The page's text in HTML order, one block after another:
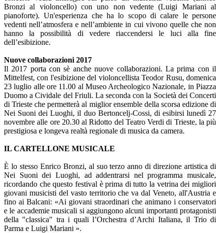
Bronzi al violoncello) con uno non vedente (Luigi Mariani al
pianoforte). Un'esperienza che ha lo scopo di calare le persone
vedenti nell’atmosfera e nell’ambiente in cui vivono quelle che non
hanno la possibilità di vedere riaccendersi le luci alla fine
dell’esibizione.
Nuove collaborazioni 2017
Il 2017 porta con sè anche nuove collaborazioni. La prima con il
Mittelfest, con l'esibizione del violoncellista Teodor Rusu, domenica
23 luglio alle ore 11.00 al Museo Archeologico Nazionale, in Piazza
Duomo a Cividale del Friuli. La seconda con la Società dei Concerti
di Trieste che permetterà al miglior ensemble della scorsa edizione di
Nei Suoni dei Luoghi, il duo Bertoncelj-Cossi, di esibirsi lunedì 27
novembre alle ore 20.30 al Ridotto del Teatro Verdi di Trieste, la più
prestigiosa e longeva realtà regionale di musica da camera.
IL CARTELLONE MUSICALE
È lo stesso Enrico Bronzi, al suo terzo anno di direzione artistica di
Nei Suoni dei Luoghi, ad addentrarsi nel programma musicale,
ricordando che questo festival è prima di tutto la vetrina dei migliori
giovani musicisti del vasto territorio che va dal Veneto, all'Austria e
fino ai Balcani: «Ai giovani straordinari che animano i conservatori
e le accademie musicali si aggiungono alcuni importanti protagonisti
della "classica" tra i quali l’Orchestra d’Archi Italiana, il Trio di
Parma e Luigi Mariani ».